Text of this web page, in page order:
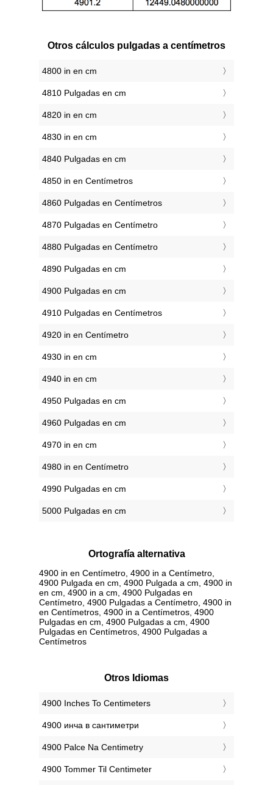
Otros cálculos pulgadas a centímetros
4800 in en cm
4810 Pulgadas en cm
4820 in en cm
4830 in en cm
4840 Pulgadas en cm
4850 in en Centímetros
4860 Pulgadas en Centímetros
4870 Pulgadas en Centímetro
4880 Pulgadas en Centímetro
4890 Pulgadas en cm
4900 Pulgadas en cm
4910 Pulgadas en Centímetros
4920 in en Centímetro
4930 in en cm
4940 in en cm
4950 Pulgadas en cm
4960 Pulgadas en cm
4970 in en cm
4980 in en Centímetro
4990 Pulgadas en cm
5000 Pulgadas en cm
Ortografía alternativa
4900 in en Centímetro, 4900 in a Centímetro,
4900 Pulgada en cm, 4900 Pulgada a cm, 4900 in
en cm, 4900 in a cm, 4900 Pulgadas en
Centímetro, 4900 Pulgadas a Centímetro, 4900 in
en Centímetros, 4900 in a Centímetros, 4900
Pulgadas en cm, 4900 Pulgadas a cm, 4900
Pulgadas en Centímetros, 4900 Pulgadas a
Centímetros
Otros Idiomas
‎4900 Inches To Centimeters
‎4900 инча в сантиметри
‎4900 Palce Na Centimetry
‎4900 Tommer Til Centimeter